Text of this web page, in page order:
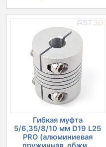
Гибкая муфта
5/6,35/8/10 мм D19 L25
PRO (алюминиевая